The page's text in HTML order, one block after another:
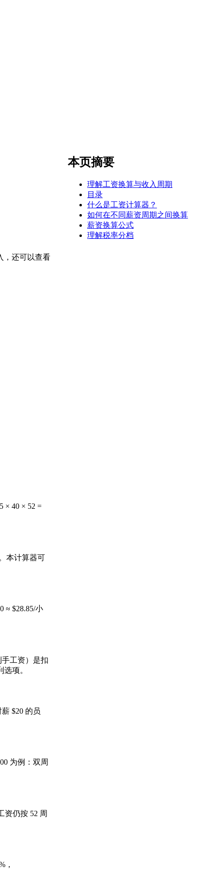
，还可以查看
× 40 × 52 =
本计算器可
≈ $28.85/小
工资）是扣
项。
$20 的员
为例：双周
资仍按 52 周
，
本页摘要
理解工资换算与收入周期
目录
什么是工资计算器？
如何在不同薪资周期之间换算
薪资换算公式
理解税率分档